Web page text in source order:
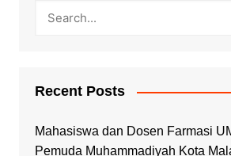
Recent Posts
Mahasiswa dan Dosen Farmasi
Pemuda Muhammadiyah Kota